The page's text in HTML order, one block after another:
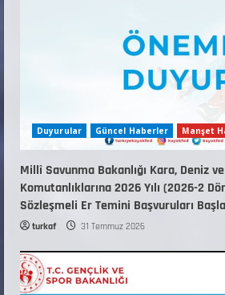
Duyurular Güncel Haberler Manşet
Millî Savunma Bakanlığı Kara, Deniz
Komutanlıklarına 2026 Yılı (2026-2
Sözleşmeli Er Temini Başvuruları
turkaf 31 Temmuz 2026